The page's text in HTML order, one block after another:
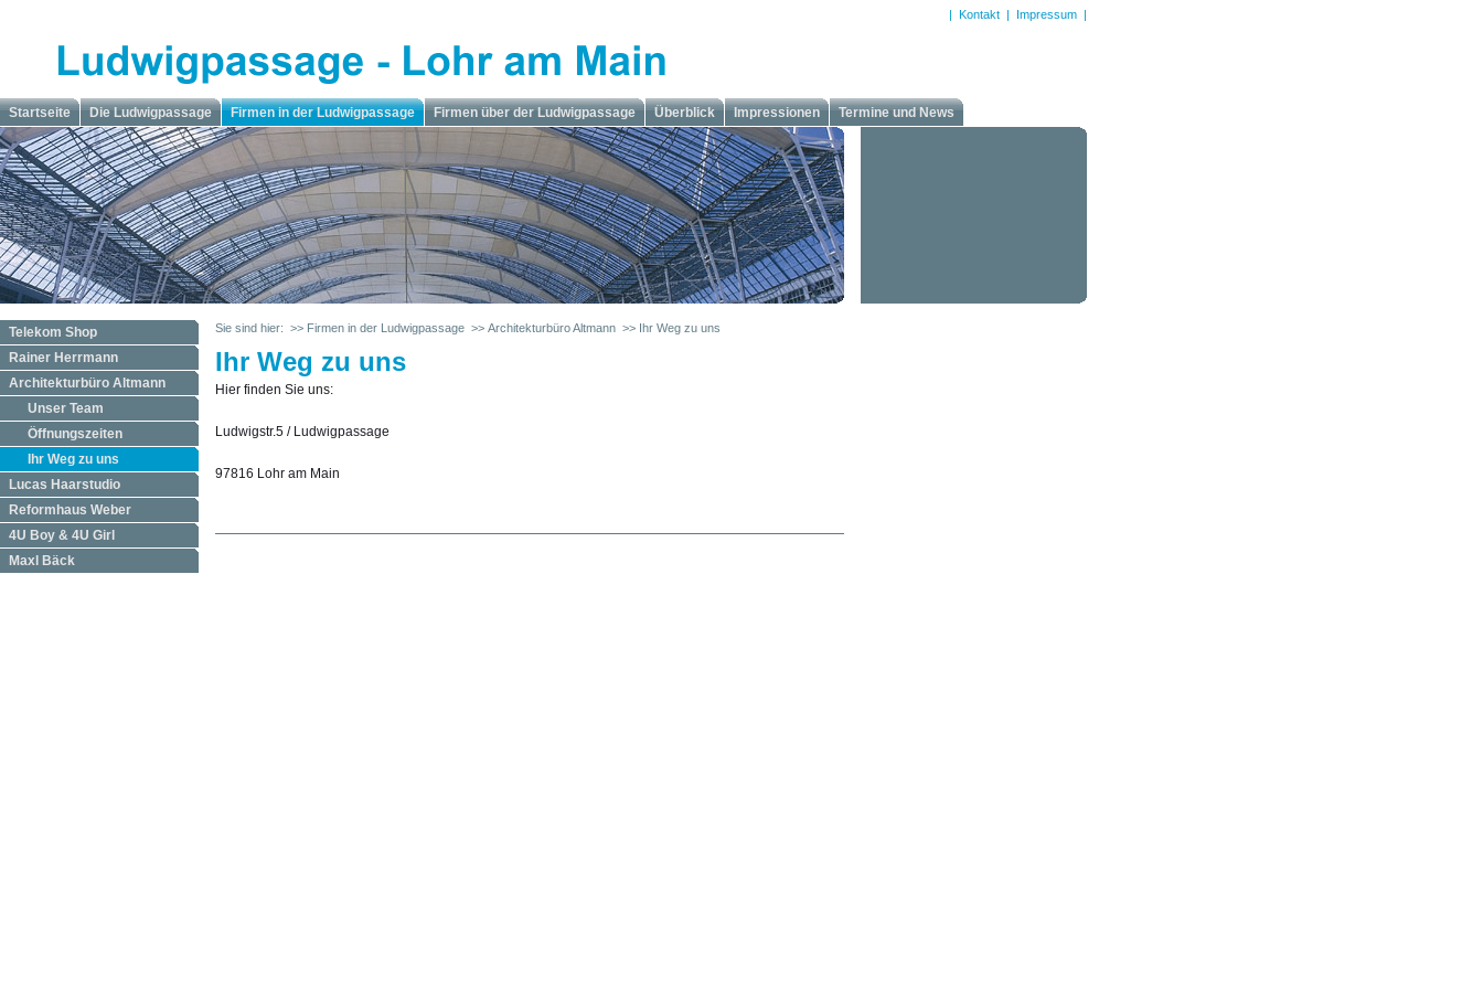
Startseite Die Ludwigpassage Firmen in der Ludwigpassage Firmen über der Ludwigpassage Überblick Impressionen Termine und News
Sie sind hier: >> Firmen in der Ludwigpassage >> Architekturbüro Altmann >> Ihr Weg zu uns
Telekom Shop
Rainer Herrmann
Architekturbüro Altmann
Unser Team
Öffnungszeiten
Ihr Weg zu uns
Lucas Haarstudio
Reformhaus Weber
4U Boy & 4U Girl
Maxl Bäck
| Kontakt | Impressum |
Ihr Weg zu uns
Hier finden Sie uns:
Ludwigstr.5 / Ludwigpassage
97816 Lohr am Main